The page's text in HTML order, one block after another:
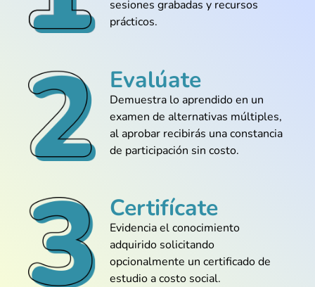
datos
@Diana_Flores
Aprendí a crear mis primeras consultas
en MySQL sin sentirme perdido
Al fin entendí cómo estructurar una base
de datos desde cero y no solo copiar
ejemplos
sesiones grabadas y recursos
prácticos.
Evalúate
Demuestra lo aprendido en un
examen de alternativas múltiples,
al aprobar recibirás una constancia
de participación sin costo.
Certifícate
Evidencia el conocimiento
adquirido solicitando
opcionalmente un certificado de
estudio a costo social.